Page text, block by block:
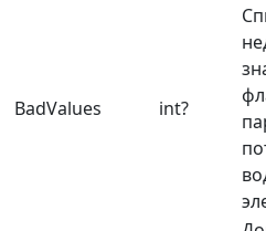
BadValues int?